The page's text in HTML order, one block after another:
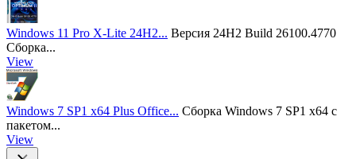
Windows 11 Pro X-Lite 24H2... Версия 24H2 Build 26100.4770
Сборка...
View
Windows 7 SP1 x64 Plus Office... Сборка Windows 7 SP1 x64 с
пакетом...
View